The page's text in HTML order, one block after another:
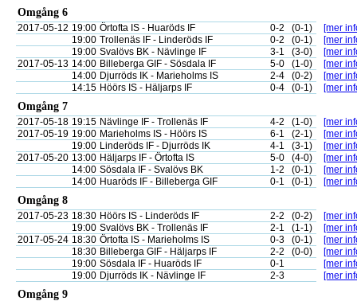
Omgång 6
2017-05-12 19:00 Örtofta IS - Huaröds IF 0-2 (0-1)
[mer
19:00 Trollenäs IF - Linderöds IF 0-2 (0-1)
[mer
19:00 Svalövs BK - Nävlinge IF 3-1 (3-0)
[mer
2017-05-13 14:00 Billeberga GIF - Sösdala IF 5-0 (1-0)
[mer
14:00 Djurröds IK - Marieholms IS 2-4 (0-2)
[mer
14:15 Höörs IS - Häljarps IF 0-4 (0-1) [mer
Omgång 7
2017-05-18 19:15 Nävlinge IF - Trollenäs IF 4-2 (1-0)
[mer
2017-05-19 19:00 Marieholms IS - Höörs IS 6-1 (2-1)
[mer
19:00 Linderöds IF - Djurröds IK 4-1 (3-1)
[mer
2017-05-20 13:00 Häljarps IF - Örtofta IS 5-0 (4-0)
[mer
14:00 Sösdala IF - Svalövs BK 1-2 (0-1)
[mer
14:00 Huaröds IF - Billeberga GIF 0-1 (0-1) [mer
Omgång 8
2017-05-23 18:30 Höörs IS - Linderöds IF 2-2 (0-2)
[mer
19:00 Svalövs BK - Trollenäs IF 2-1 (1-1)
[mer
2017-05-24 18:30 Örtofta IS - Marieholms IS 0-3 (0-1)
[mer
18:30 Billeberga GIF - Häljarps IF 2-2 (0-0)
[mer
19:00 Sösdala IF - Huaröds IF 0-1
[mer
19:00 Djurröds IK - Nävlinge IF 2-3 [mer
Omgång 9